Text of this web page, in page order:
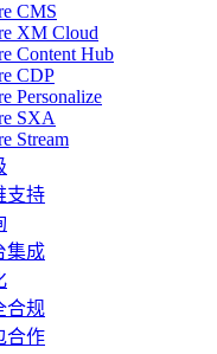
CMS
XM Cloud
Content Hub
CDP
Personalize
SXA
Stream
支持
集成
合规
合作